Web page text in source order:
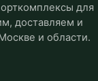
для
доставляем и
и области.